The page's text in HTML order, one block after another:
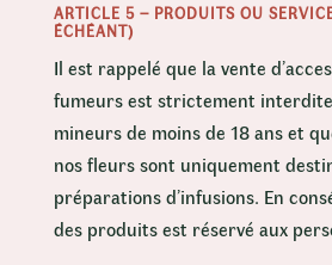
ARTICLE 5 – PRODUITS OU
ÉCHÉANT)
Il est rappelé que la vente
fumeurs est strictement
mineurs de moins de 18 ans et
nos fleurs sont uniquement
préparations d’infusions. En
des produits est réservé aux